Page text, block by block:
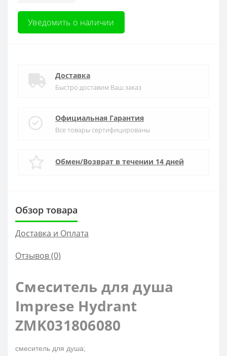
Уведомить о наличии
Доставка
Быстро доставим Ваш заказ
Официальная Гарантия
Все товары сертифицированы
Обмен/Возврат в течении 14 дней
Обзор товара
Доставка и Оплата
Отзывов (0)
Смеситель для душа
Imprese Hydrant
ZMK031806080
смеситель для душа;